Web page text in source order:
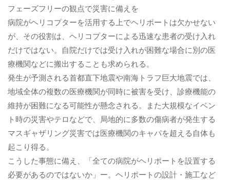
フェーズフリーの観点で災害に備えを
病院がヘリコプターを活用する上でヘリポートは欠かせない
が、その役割は、ヘリコプターによる迅速な患者の受け入れ
だけではない。自院だけでは受け入れが困難な場合に別の医
療機関などに搬出することも求められる。
発生が予測される首都直下地震や南海トラフ巨大地震では、
地域全体の複数の医療機関が同時に被害を受け、診療機能の
維持が困難になる可能性が懸念される。また大規模なイベン
ト時の災害やテロなどで、局地的に多数の傷病者が発生する
マスギャザリング災害では医療機関のキャパを超える自体も
起こり得る。
こうした事態に備え、「全ての病院がヘリポートを設置する
必要があるのではないか」ー。ヘリポートの設計・施工など